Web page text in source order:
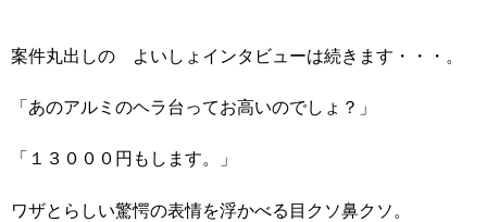
案件丸出しの よいしょインタビューは続きます・・・。
「あのアルミのヘラ台ってお高いのでしょ？」
「１３０００円もします。」
ワザとらしい驚愕の表情を浮かべる目クソ鼻クソ。